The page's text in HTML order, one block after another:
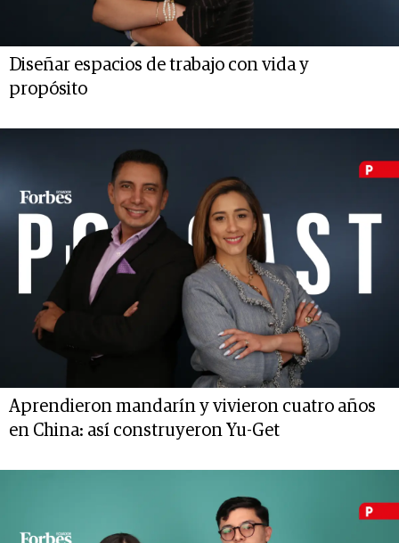
Diseñar espacios de trabajo con vida y
propósito
Aprendieron mandarín y vivieron cuatro años
en China: así construyeron Yu-Get